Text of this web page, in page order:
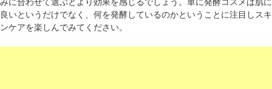
良いというだけでなく、何を発酵しているのかということに注目しスキ
ンケアを楽しんでみてください。